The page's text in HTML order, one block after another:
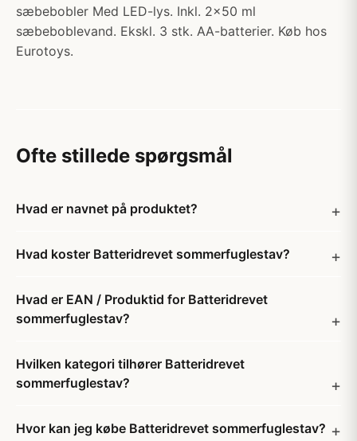
sæbebobler Med LED-lys. Inkl. 2x50 ml
sæbeboblevand. Ekskl. 3 stk. AA-batterier. Køb hos
Eurotoys.
Ofte stillede spørgsmål
Hvad er navnet på produktet?
Hvad koster Batteridrevet sommerfuglestav?
Hvad er EAN / Produktid for Batteridrevet
sommerfuglestav?
Hvilken kategori tilhører Batteridrevet
sommerfuglestav?
Hvor kan jeg købe Batteridrevet sommerfuglestav?